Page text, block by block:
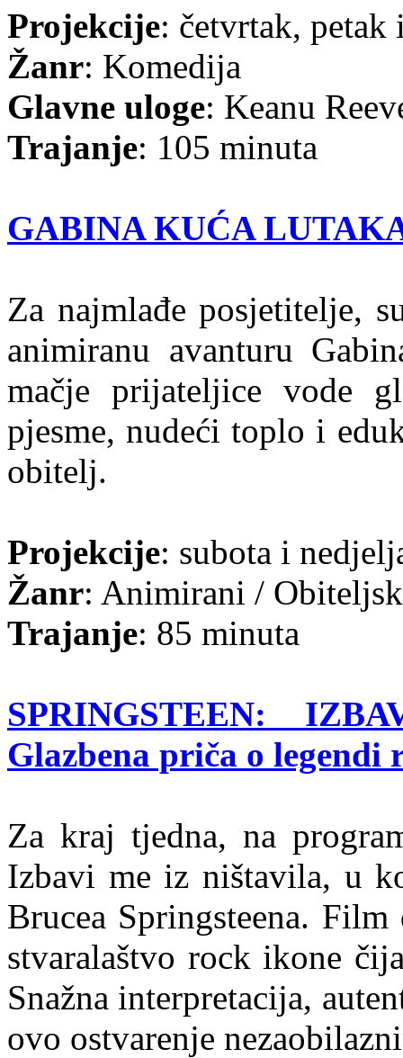
Projekcije: četvrtak, petak
Žanr: Komedija
Glavne uloge: Keanu
Trajanje: 105 minuta
GABINA KUĆA
Za najmlađe posjetitelje,
animiranu avanturu
mačje prijateljice vode
pjesme, nudeći toplo i
obitelj.
Projekcije: subota i
Žanr: Animirani /
Trajanje: 85 minuta
SPRINGSTEEN:
Glazbena priča o legendi
Za kraj tjedna, na
Izbavi me iz ništavila, u
Brucea Springsteena.
stvaralaštvo rock ikone
Snažna interpretacija,
ovo ostvarenje